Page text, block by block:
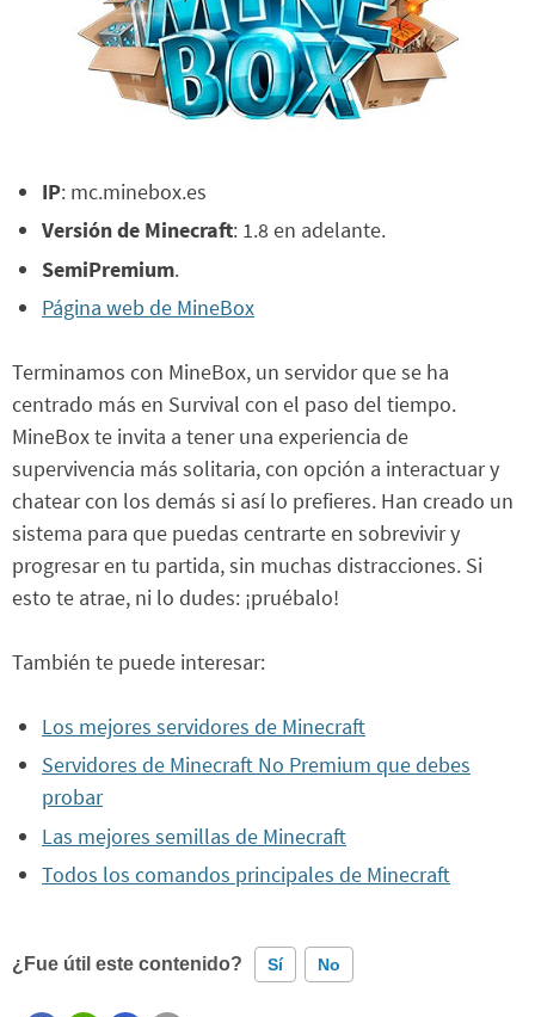
IP: mc.minebox.es
Versión de Minecraft: 1.8 en adelante.
SemiPremium.
Página web de MineBox
Terminamos con MineBox, un servidor que se ha
centrado más en Survival con el paso del tiempo.
MineBox te invita a tener una experiencia de
supervivencia más solitaria, con opción a interactuar y
chatear con los demás si así lo prefieres. Han creado un
sistema para que puedas centrarte en sobrevivir y
progresar en tu partida, sin muchas distracciones. Si
esto te atrae, ni lo dudes: ¡pruébalo!
También te puede interesar:
Los mejores servidores de Minecraft
Servidores de Minecraft No Premium que debes
probar
Las mejores semillas de Minecraft
Todos los comandos principales de Minecraft
¿Fue útil este contenido? Sí No